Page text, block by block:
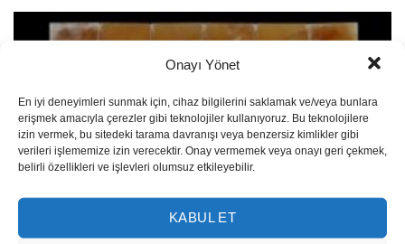
Onayı Yönet
En iyi deneyimleri sunmak için, cihaz bilgilerini saklamak ve/veya bunlara
erişmek amacıyla çerezler gibi teknolojiler kullanıyoruz. Bu teknolojilere
izin vermek, bu sitedeki tarama davranışı veya benzersiz kimlikler gibi
verileri işlememize izin verecektir. Onay vermemek veya onayı geri çekmek,
belirli özellikleri ve işlevleri olumsuz etkileyebilir.
KABUL ET